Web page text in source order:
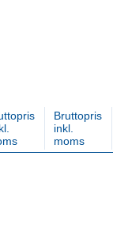
Bruttopris
inkl.
moms